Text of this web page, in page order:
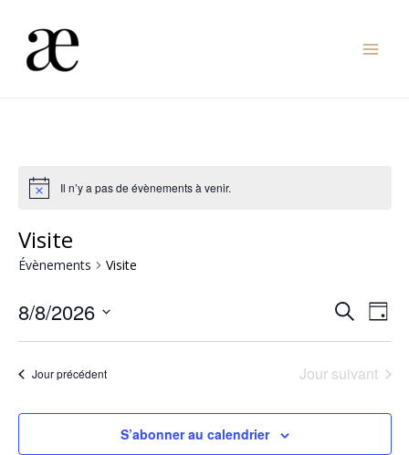
contenu
Il n’y a pas de évènements à venir.
Visite
Évènements Visite
et
de
Recherche
Jour
8/8/2026
Sélectionnez
uneJour précédent Jour suivant
S’abonner au calendrier